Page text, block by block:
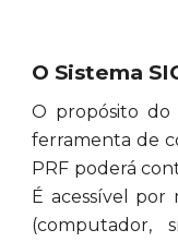
O Sistema
O propósito do
ferramenta de
PRF poderá
É acessível
(computador,